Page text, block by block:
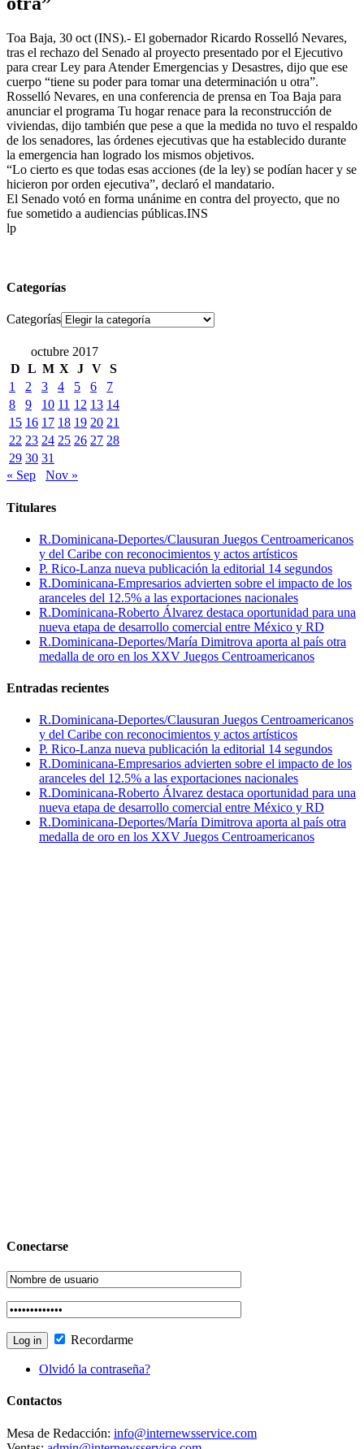
tras el rechazo del Senado al proyecto presentado por el Ejecutivo
para crear Ley para Atender Emergencias y Desastres, dijo que ese
cuerpo “tiene su poder para tomar una determinación u otra”.
Rosselló Nevares, en una conferencia de prensa en Toa Baja para
anunciar el programa Tu hogar renace para la reconstrucción de
viviendas, dijo también que pese a que la medida no tuvo el respaldo
de los senadores, las órdenes ejecutivas que ha establecido durante
la emergencia han logrado los mismos objetivos.
“Lo cierto es que todas esas acciones (de la ley) se podían hacer y se
hicieron por orden ejecutiva”, declaró el mandatario.
El Senado votó en forma unánime en contra del proyecto, que no
fue sometido a audiencias públicas.INS
lp
L M X J V
1
2 3 4 5 6
7
8
9 10 11 12 13
14
15
16 17 18 19 20 21
22 23 24 25 26 27 28
29 30 31
« Sep
Nov »
y del Caribe con reconocimientos y actos artísticos
P. Rico-Lanza nueva publicación la editorial 14 segundos
R.Dominicana-Empresarios advierten sobre el impacto de los
aranceles del 12.5% a las exportaciones nacionales
R.Dominicana-Roberto Álvarez destaca oportunidad para una
nueva etapa de desarrollo comercial entre México y RD
R.Dominicana-Deportes/María Dimitrova aporta al país otra
medalla de oro en los XXV Juegos Centroamericanos
y del Caribe con reconocimientos y actos artísticos
P. Rico-Lanza nueva publicación la editorial 14 segundos
R.Dominicana-Empresarios advierten sobre el impacto de los
aranceles del 12.5% a las exportaciones nacionales
R.Dominicana-Roberto Álvarez destaca oportunidad para una
nueva etapa de desarrollo comercial entre México y RD
R.Dominicana-Deportes/María Dimitrova aporta al país otra
medalla de oro en los XXV Juegos Centroamericanos
Ventas:admin@internewsservice.com